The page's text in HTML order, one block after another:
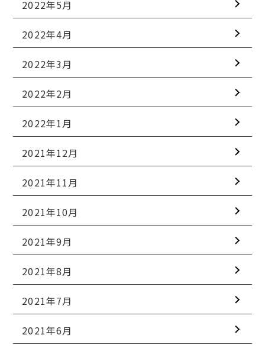
2022年5月
2022年4月
2022年3月
2022年2月
2022年1月
2021年12月
2021年11月
2021年10月
2021年9月
2021年8月
2021年7月
2021年6月